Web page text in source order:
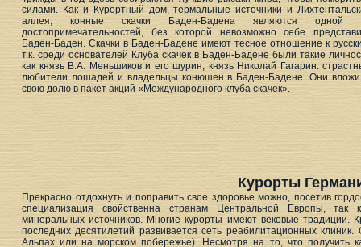
силами. Как и Курортный дом, термальные источники и
аллея, конные скачки Баден-Бадена являются одной
достопримечательностей, без которой невозможно себе
Баден-Баден. Скачки в Баден-Бадене имеют тесное отношение к
т.к. среди основателей Клуба скачек в Баден-Бадене были такие
как князь В.А. Меньшиков и его шурин, князь Николай Гагарин:
любители лошадей и владельцы конюшен в Баден-Бадене. Они
свою долю в пакет акций «Международного клуба скачек».
Курорты
Прекрасно отдохнуть и поправить свое здоровье можно, посетив
специализация свойственна странам Центральной Европы, так
минеральных источников. Многие курорты имеют вековые традиции.
последних десятилетий развивается сеть реабилитационных
Альпах или на морском побережье). Несмотря на то, что получить